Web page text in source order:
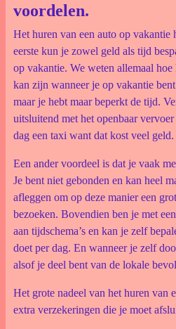
voordelen.
Het huren van een auto op vakantie
eerste kun je zowel geld als tijd
op vakantie. We weten allemaal hoe
kan zijn wanneer je op vakantie
maar je hebt maar beperkt de tijd.
uitsluitend met het openbaar
dag een taxi want dat kost veel geld.
Een ander voordeel is dat je vaak
Je bent niet gebonden en kan heel
afleggen om op deze manier een
bezoeken. Bovendien ben je met
aan tijdschema’s en kan je zelf
doet per dag. En wanneer je zelf
alsof je deel bent van de lokale
Het grote nadeel van het huren van
extra verzekeringen die je moet